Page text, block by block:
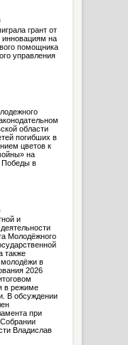
грант от
инновациям на
помощника
управления
области
погибших в
цветов к
на
Победы в
и
Молодёжного
также
в
2026
в режиме
В обсуждении
при
Владислав